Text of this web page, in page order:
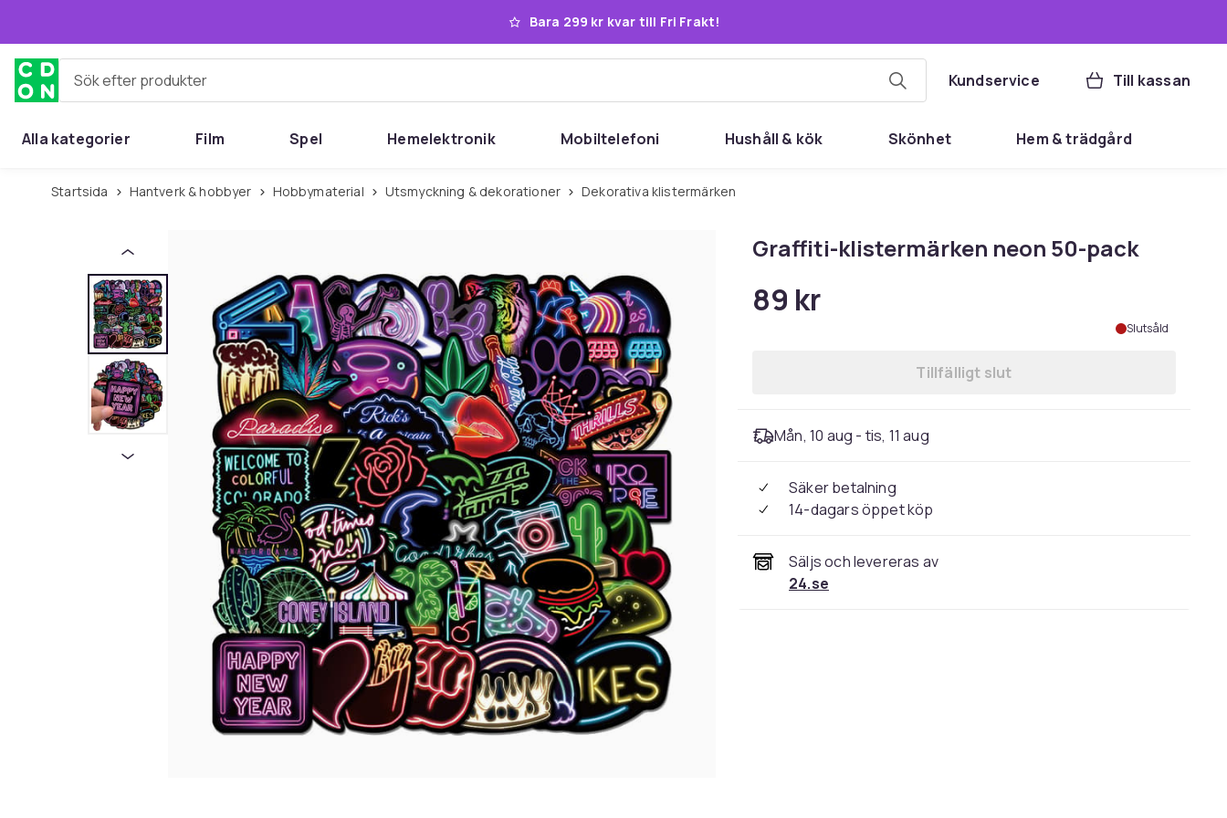
Bara 299 kr kvar till Fri Frakt!
Sök efter produkter Kundservice Till kassan
Alla kategorier Film Spel Hemelektronik Mobiltelefoni Hushåll & kök Skönhet Hem & trädgård
Startsida Hantverk & hobbyer Hobbymaterial Utsmyckning & dekorationer Dekorativa klistermärken
Graffiti-klistermärken neon 50-pack
89 kr
Slutsåld
Tillfälligt slut
Mån, 10 aug - tis, 11 aug
Säker betalning
14-dagars öppet köp
Säljs och levereras av
24.se